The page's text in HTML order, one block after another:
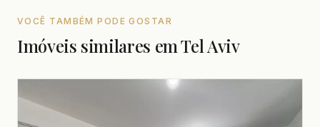
VOCÊ TAMBÉM PODE GOSTAR
Imóveis similares em Tel Aviv